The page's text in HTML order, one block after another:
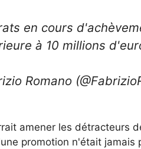
en cours
à 10 millions
Romano
amener les détracteurs
promotion n'était